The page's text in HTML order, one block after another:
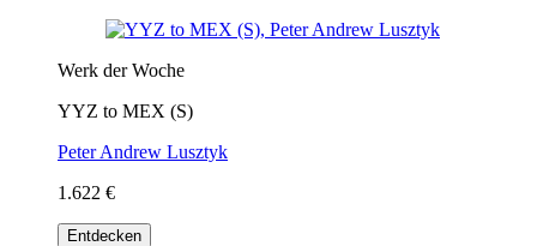
Werk der Woche
YYZ to MEX (S)
Peter Andrew Lusztyk
1.622 €
Entdecken